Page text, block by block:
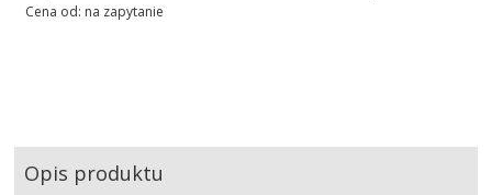
Cena od: na zapytanie
Opis produktu